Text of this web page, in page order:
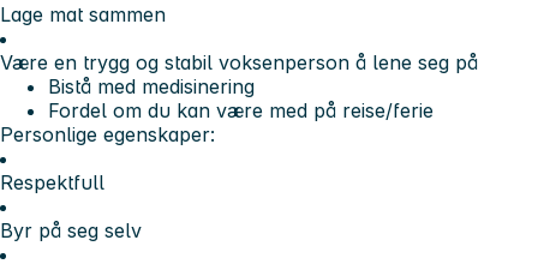
Lage mat sammen
Være en trygg og stabil voksenperson å lene seg på
Bistå med medisinering
Fordel om du kan være med på reise/ferie
Personlige egenskaper:
Respektfull
Byr på seg selv